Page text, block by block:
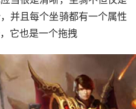
并且每个坐骑都有一个属性
它也是一个拖拽